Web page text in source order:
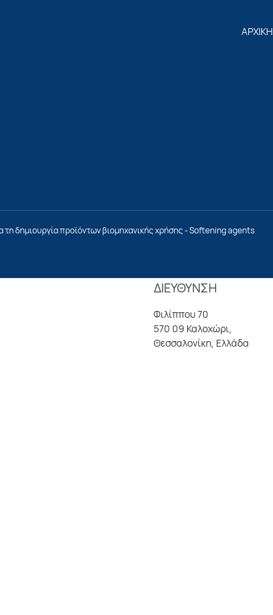
ΑΡΧΙΚΗ
τη δημιουργία προϊόντων βιομηχανικής χρήσης- softening agents
ΔΙΕΥΘΥΝΣΗ
Φιλίππου 70
570 09 Καλοχώρι,
Θεσσαλονίκη, Ελλάδα